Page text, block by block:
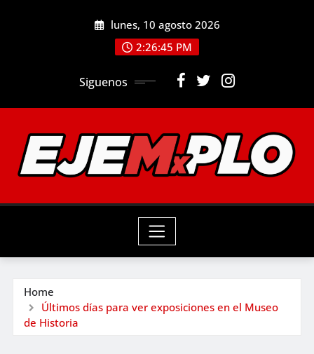
lunes, 10 agosto 2026
2:26:47 PM
Siguenos
Home
Últimos días para ver exposiciones en el Museo
de Historia